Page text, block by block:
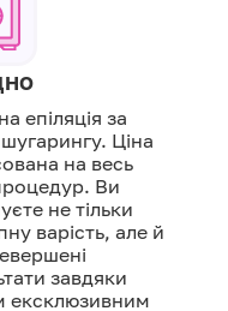
епіляція за
Ціна
на весь
Ви
не тільки
варість, але й
завдяки
ексклюзивним